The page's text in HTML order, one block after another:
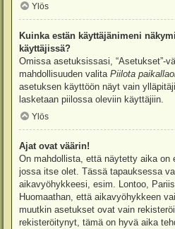
Ylös
Kuinka estän käyttäjänimeni
käyttäjissä?
Omissa asetuksissasi, “Asetukset”-
mahdollisuuden valita Piilota
asetuksen käyttöön näyt vain
lasketaan piilossa oleviin käyttäjiin.
Ylös
Ajat ovat väärin!
On mahdollista, että näytetty aika on
jossa itse olet. Tässä tapauksessa
aikavyöhykkeesi, esim. Lontoo,
Huomaathan, että aikavyöhykkeen
muutkin asetukset ovat vain
rekisteröitynyt, tämä on hyvä aika